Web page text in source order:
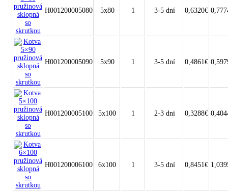
H001200005080 5x80 1 3-5 dní 0,6320€
H001200005090 5x90 1 3-5 dní 0,4861€
H001200005100 5x100 1 2-3 dni 0,3288€
H001200006100 6x100 1 3-5 dní 0,8451€